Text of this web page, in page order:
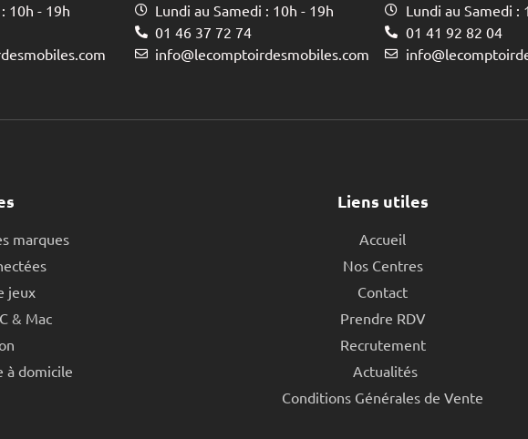
10h - 19h
Lundi au Samedi : 10h - 19h
01 46 37 72 74
info@lecomptoirdesmobiles.com
Lundi au Samedi :
01 41 92 82 04
marques
jeux
& Mac
à domicile
Liens utiles
Accueil
Nos Centres
Contact
Prendre RDV
Recrutement
Actualités
Conditions Générales de Vente